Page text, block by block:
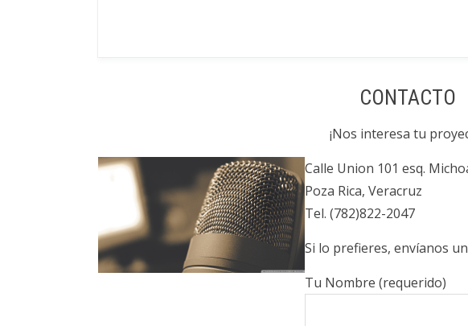
CONTACTO
¡Nos interesa tu
Calle Union 101 esq.
Poza Rica, Veracruz
Tel. (782)822-2047
Si lo prefieres, envíanos
Tu Nombre (requerido)